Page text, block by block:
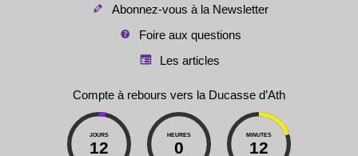
Abonnez-vous à la Newsletter
Foire aux questions
Les articles
Compte à rebours vers la Ducasse d’Ath
JOURS
12
HEURES
0
MINUTES
12